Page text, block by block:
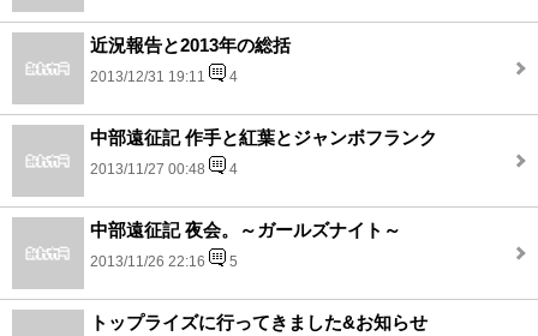
近況報告と2013年の総括
2013/12/31 19:11 4
中部遠征記 作手と紅葉とジャンボフランク
2013/11/27 00:48 4
中部遠征記 夜会。～ガールズナイト～
2013/11/26 22:16 5
トップライズに行ってきました&お知らせ